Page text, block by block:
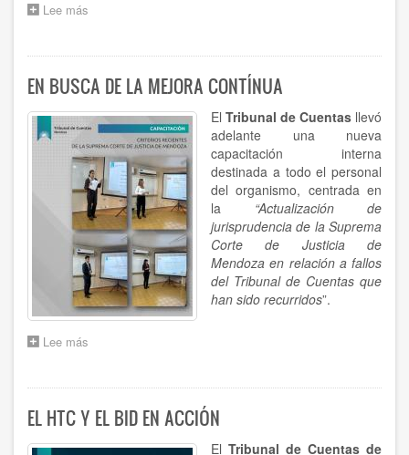
Lee más
PARTICIPA
DE
UN
ENCUENTRO
CLAVE
EN BUSCA DE LA MEJORA CONTÍNUA
El Tribunal de Cuentas llevó
adelante una nueva
capacitación interna
destinada a todo el personal
del organismo, centrada en
la “Actualización de
jurisprudencia de la Suprema
Corte de Justicia de
Mendoza en relación a fallos
del Tribunal de Cuentas que
han sido recurridos”.
Lee más
DE
LA
MEJORA
CONTÍNUA
EL HTC Y EL BID EN ACCIÓN
El Tribunal de Cuentas de